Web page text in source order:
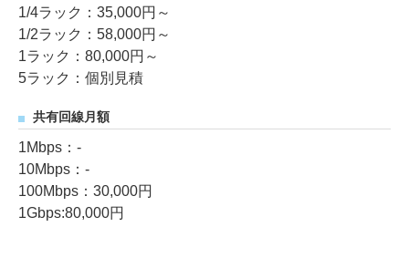
1/4ラック：35,000円～
1/2ラック：58,000円～
1ラック：80,000円～
5ラック：個別見積
共有回線月額
1Mbps：-
10Mbps：-
100Mbps：30,000円
1Gbps:80,000円